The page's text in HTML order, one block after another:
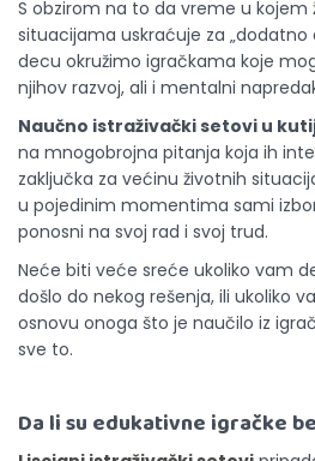
S obzirom na to da vreme u
situacijama uskraćuje za „dodatno
decu okružimo igračkama koje
njihov razvoj, ali i mentalni
Naučno istraživački setovi u
na mnogobrojna pitanja koja ih
zaključka za većinu životnih
u pojedinim momentima sami
ponosni na svoj rad i svoj trud.
Neće biti veće sreće ukoliko vam
došlo do nekog rešenja, ili ukoliko
osnovu onoga što je naučilo iz
sve to.
Da li su edukativne igračke